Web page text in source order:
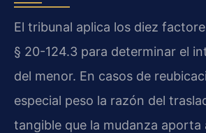
El tribunal aplica los diez
§ 20-124.3 para determinar el
del menor. En casos de
especial peso la razón del
tangible que la mudanza aporta